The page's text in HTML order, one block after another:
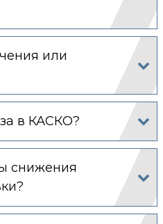
или
в КАСКО?
снижения